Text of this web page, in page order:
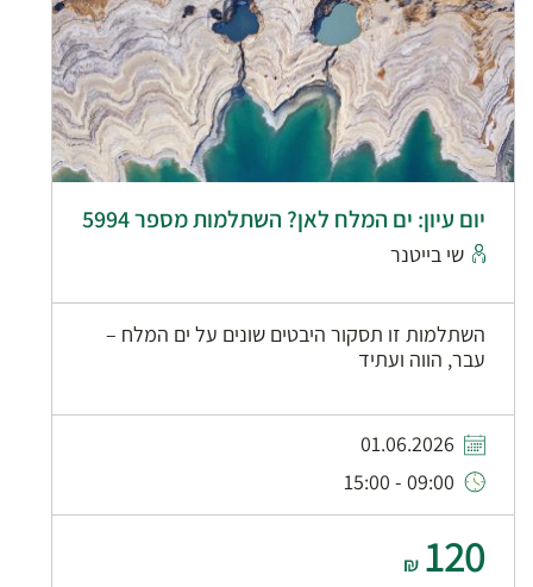
יום עיון: ים המלח לאן? השתלמות מספר 5994
שי בייטנר
השתלמות זו תסקור היבטים שונים על ים המלח –
עבר, הווה ועתיד
01.06.2026
09:00 - 15:00
120
₪